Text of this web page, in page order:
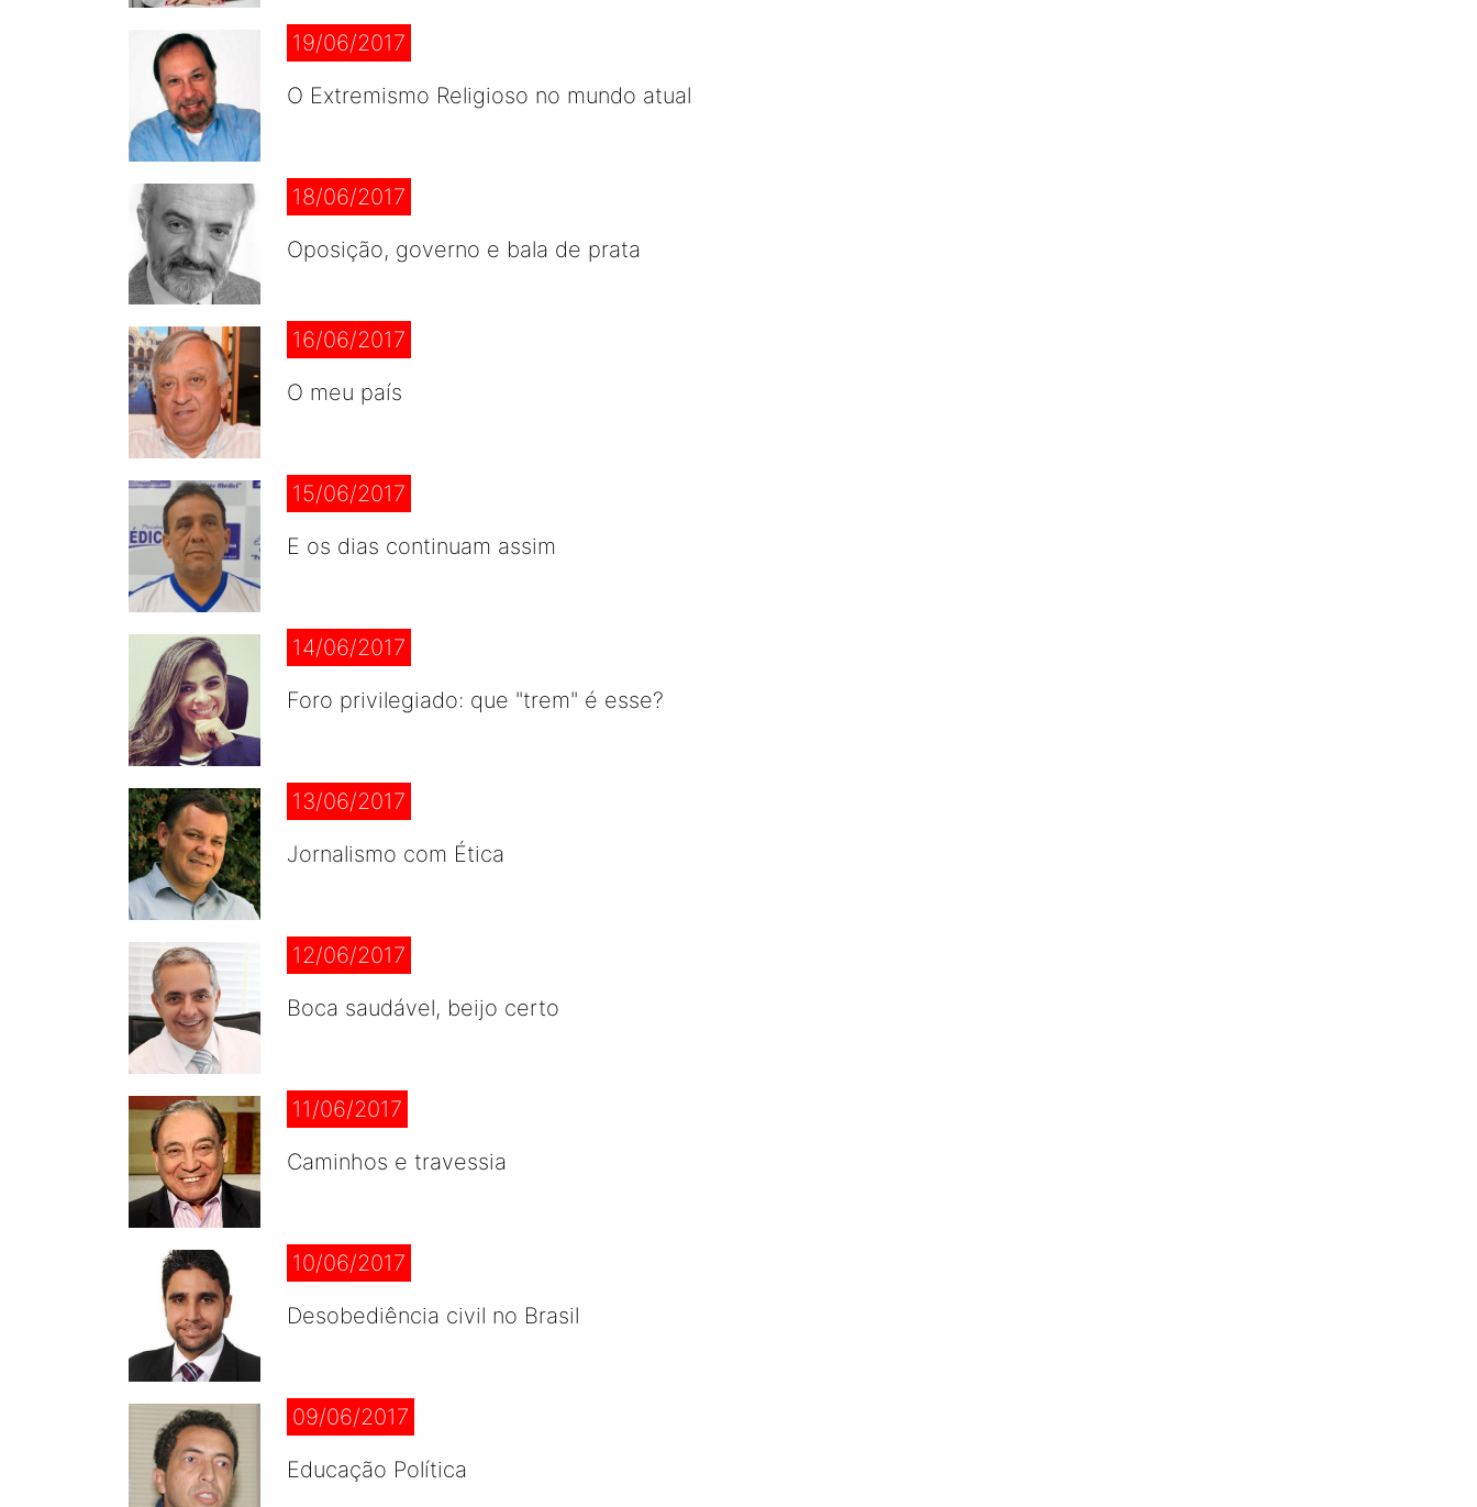
19/06/2017
O Extremismo Religioso no mundo atual
18/06/2017
Oposição, governo e bala de prata
16/06/2017
O meu país
15/06/2017
E os dias continuam assim
14/06/2017
Foro privilegiado: que "trem" é esse?
13/06/2017
Jornalismo com Ética
12/06/2017
Boca saudável, beijo certo
11/06/2017
Caminhos e travessia
10/06/2017
Desobediência civil no Brasil
09/06/2017
Educação Política